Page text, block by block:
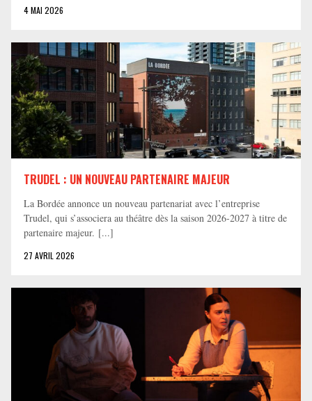
4 MAI 2026
TRUDEL : UN NOUVEAU PARTENAIRE MAJEUR
La Bordée annonce un nouveau partenariat avec l’entreprise
Trudel, qui s’associera au théâtre dès la saison 2026-2027 à titre de
partenaire majeur. [...]
27 AVRIL 2026